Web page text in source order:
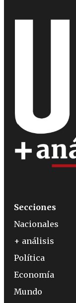
Secciones
Nacionales
+ análisis
Política
Economía
Mundo